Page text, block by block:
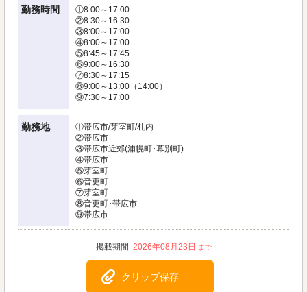
勤務時間
①8:00～17:00
②8:30～16:30
③8:00～17:00
④8:00～17:00
⑤8:45～17:45
⑥9:00～16:30
⑦8:30～17:15
⑧9:00～13:00（14:00）
⑨7:30～17:00
勤務地
①帯広市/芽室町/札内
②帯広市
③帯広市近郊(浦幌町･幕別町)
④帯広市
⑤芽室町
⑥音更町
⑦芽室町
⑧音更町･帯広市
⑨帯広市
2026年08月23日
クリップ保存